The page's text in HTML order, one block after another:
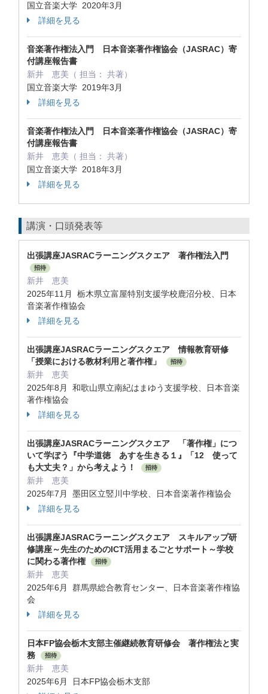
国立音楽大学 2020年3月
詳細を見る
音楽著作権法入門 日本音楽著作権協会（JASRAC）寄
付講座報告書
新井 恵美（ 担当： 共著）
国立音楽大学 2019年3月
詳細を見る
音楽著作権法入門 日本音楽著作権協会（JASRAC）寄
付講座報告書
新井 恵美（ 担当： 共著）
国立音楽大学 2018年3月
詳細を見る
講演・口頭発表等
出張講座JASRACラーニングスクエア 著作権法入門
招待
新井 恵美
2025年11月 栃木県立富屋特別支援学校鹿沼分校、日本
音楽著作権協会
詳細を見る
出張講座JASRACラーニングスクエア 情報教育研修
「授業における教材利用と著作権」
招待
新井 恵美
2025年8月 和歌山県立南紀はまゆう支援学校、日本音楽
著作権協会
詳細を見る
出張講座JASRACラーニングスクエア 「著作権」につ
いて学ぼう『中学道徳 あすを生きる１』「12 使って
も大丈夫？」から考えよう！
招待
新井 恵美
2025年7月 墨田区立竪川中学校、日本音楽著作権協会
詳細を見る
出張講座JASRACラーニングスクエア スキルアップ研
修講座～先生のためのICT活用まるごとサポート～学校
に関わる著作権
招待
新井 恵美
2025年6月 群馬県総合教育センター、日本音楽著作権協
会
詳細を見る
日本FP協会栃木支部主催継続教育研修会 著作権法と実
務
招待
新井 恵美
2025年6月 日本FP協会栃木支部